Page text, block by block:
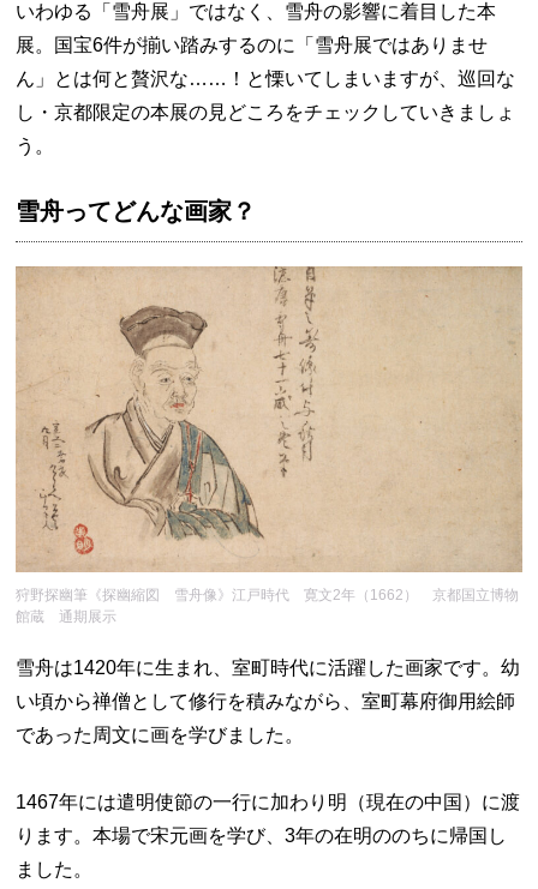
いわゆる「雪舟展」ではなく、雪舟の影響に着目した本
展。国宝6件が揃い踏みするのに「雪舟展ではありませ
ん」とは何と贅沢な……！と慄いてしまいますが、巡回な
し・京都限定の本展の見どころをチェックしていきましょ
う。
雪舟ってどんな画家？
狩野探幽筆《探幽縮図 雪舟像》江戸時代 寛文2年（1662） 京都国立博物
館蔵 通期展示
雪舟は1420年に生まれ、室町時代に活躍した画家です。幼
い頃から禅僧として修行を積みながら、室町幕府御用絵師
であった周文に画を学びました。
1467年には遣明使節の一行に加わり明（現在の中国）に渡
ります。本場で宋元画を学び、3年の在明ののちに帰国し
ました。